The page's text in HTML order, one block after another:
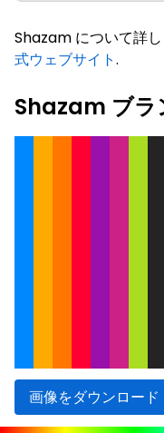
Shazam について詳
式ウェブサイト.
Shazam ブラ
画像をダウンロード